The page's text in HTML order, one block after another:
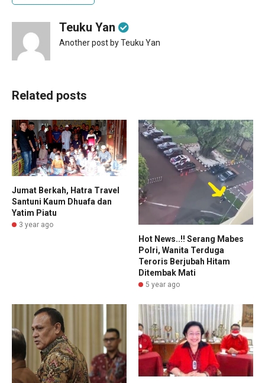
Teuku Yan
Another post by Teuku Yan
Related posts
Jumat Berkah, Hatra Travel
Santuni Kaum Dhuafa dan
Yatim Piatu
3 year ago
Hot News..!! Serang Mabes
Polri, Wanita Terduga
Teroris Berjubah Hitam
Ditembak Mati
5 year ago